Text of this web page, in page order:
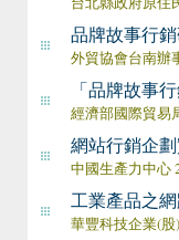
品牌故事行
外貿協會台南辦
「品牌故事
經濟部國際貿易
網站行銷企
中國生產力中心
工業產品之
華豐科技企業(股